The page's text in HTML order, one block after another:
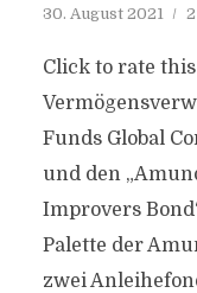
30. August 2021
Click to rate
Funds Global
und den
Improvers
Palette der
zwei